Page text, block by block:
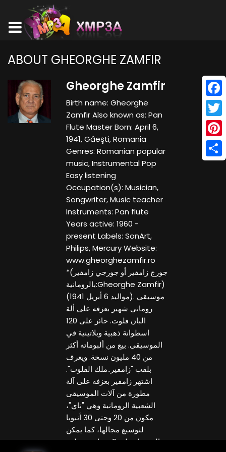
ABOUT GHEORGHE ZAMFIR
Gheorghe Zamfir
Birth name: Gheorghe
Zamfir Also known as: Pan
Flute Master Born: April 6,
1941, Găeşti, Romania
Genres: Romanian popular
music, Instrumental Pop
Easy listening
Occupation(s): Musician,
Songwriter, Music teacher
Instruments: Pan flute
Years active: 1960 -
present Labels: SonArt,
Philips, Mercury Website:
www.gheorghezamfir.ro
*جورج زامفير أو جورجي زامفير)
بالرومانية:Gheorghe Zamfir)
(مواليد 6 أبريل 1941). موسيقي
روماني شهير بعزفه على ألة
البان فلوت. حائز على 120
اسطوانة ذهبية وبلاتينية في
الموسيقى. بيع من ألبوماته أكثر
من 40 مليون نسخة. ويعرف
بلقب "زامفير..ملك الفلوت".
اشتهر زامفير بعزفه على آلة
مطورة من آلات الموسيقى
الشعبية الرومانية وهي "ناي"،
مكون من 20 وحتى 30 أنبوبا
لتوسيع مجالها، كما يمكن
الحصول على 9 نغمات مختلفة